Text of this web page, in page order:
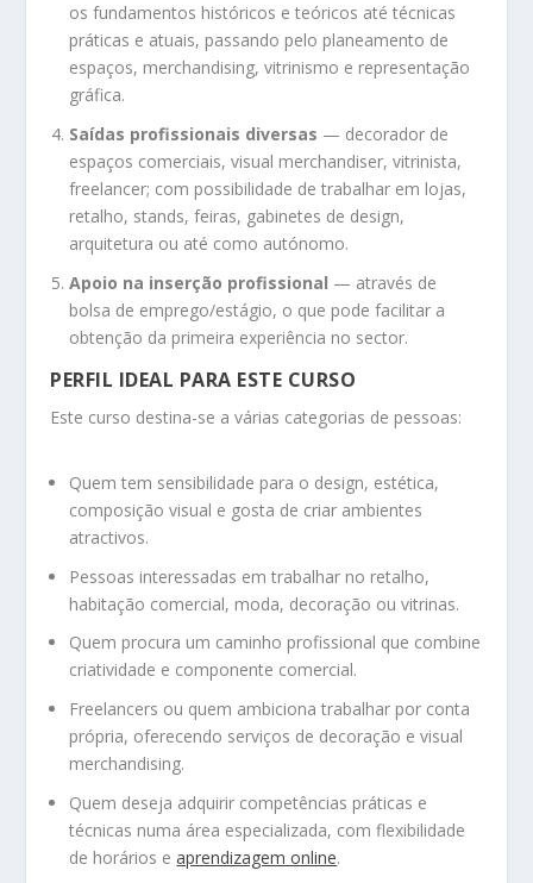
os fundamentos históricos e teóricos até técnicas
práticas e atuais, passando pelo planeamento de
espaços, merchandising, vitrinismo e representação
gráfica.
Saídas profissionais diversas — decorador de
espaços comerciais, visual merchandiser, vitrinista,
freelancer; com possibilidade de trabalhar em lojas,
retalho, stands, feiras, gabinetes de design,
arquitetura ou até como autónomo.
Apoio na inserção profissional — através de
bolsa de emprego/estágio, o que pode facilitar a
obtenção da primeira experiência no sector.
PERFIL IDEAL PARA ESTE CURSO
Este curso destina-se a várias categorias de pessoas:
Quem tem sensibilidade para o design, estética,
composição visual e gosta de criar ambientes
atractivos.
Pessoas interessadas em trabalhar no retalho,
habitação comercial, moda, decoração ou vitrinas.
Quem procura um caminho profissional que combine
criatividade e componente comercial.
Freelancers ou quem ambiciona trabalhar por conta
própria, oferecendo serviços de decoração e visual
merchandising.
Quem deseja adquirir competências práticas e
técnicas numa área especializada, com flexibilidade
de horários eaprendizagem online.